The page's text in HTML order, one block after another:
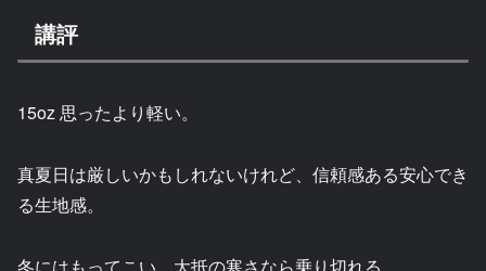
講評
15oz 思ったより軽い。
真夏日は厳しいかもしれないけれど、信頼感ある安心でき
る生地感。
冬にはもってこい。大抵の寒さなら乗り切れる。